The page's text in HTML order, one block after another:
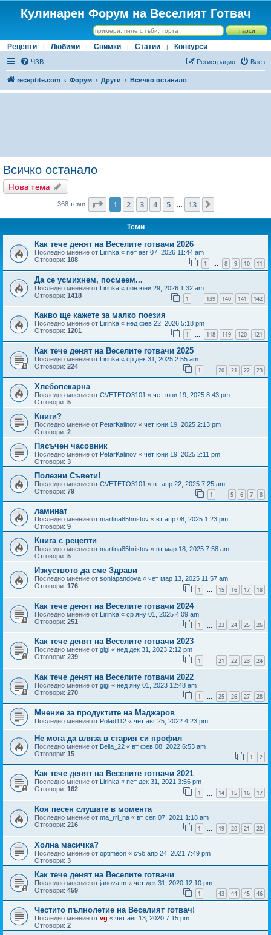
Кулинарен Форум на Веселият Готвач
Рецепти | Любими | Снимки | Статии | Конкурси
ЧЗВ Влез
Регистрация
receptite.com Форум Други Всичко останало
Всичко останало
Нова тема
368 теми Страница от 13
1 2 3 4 5 13
Теми
Как тече денят на Веселите готвачи 2026
Последно мнение от Lirinka « пет авг 07, 2026 11:44 am
Отговори: 108 1 … 8 9 10 11
Да се усмихнем, посмеем...
Последно мнение от Lirinka « пон юни 29, 2026 1:32 am
Отговори: 1418 1 139 140 141 142
Какво ще кажете за малко поезия
Последно мнение от Lirinka « нед фев 22, 2026 5:18 pm
Отговори: 1201 1 … 118 119 120 121
Как тече денят на Веселите готвачи 2025
Последно мнение от Lirinka « ср дек 31, 2025 2:55 am
Отговори: 224 1 … 20 21 22 23
Хлебопекарна
Последно мнение от CVETETO3101 « чет юни 19, 2025 8:43 pm
Отговори: 5
Книги?
Последно мнение от PetarKalinov « чет юни 19, 2025 2:13 pm
Отговори: 2
Пясъчен часовник
Последно мнение от PetarKalinov « чет юни 19, 2025 2:11 pm
Отговори: 3
Полезни Съвети!
Последно мнение от CVETETO3101 « вт апр 22, 2025 7:25 am
Отговори: 79 1 5 6 7 8
ламинат
Последно мнение от martina85hristov « вт апр 08, 2025 1:23 pm
Отговори: 9
Книга с рецепти
Последно мнение от martina85hristov « вт мар 18, 2025 7:58 am
Отговори: 5
Изкуството да сме Здрави
Последно мнение от soniapandova « чет мар 13, 2025 11:57 am
Отговори: 176 1 … 15 16 17 18
Как тече денят на Веселите готвачи 2024
Последно мнение от Lirinka « ср яну 01, 2025 4:09 am
Отговори: 251 1 23 24 25 26
Как тече денят на Веселите готвачи 2023
Последно мнение от gigi « нед дек 31, 2023 2:12 pm
Отговори: 239 1 21 22 23 24
Как тече денят на Веселите готвачи 2022
Последно мнение от gigi « нед яну 01, 2023 12:48 am
Отговори: 270 1 … 25 26 27 28
Мнение за продуктите на Маджаров
Последно мнение от Polad112 « чет авг 25, 2022 4:23 pm
Не мога да вляза в стария си профил
Последно мнение от Bella_22 « вт фев 08, 2022 6:53 am
Отговори: 15 1 2
Как тече денят на Веселите готвачи 2021
Последно мнение от Lirinka « пет дек 31, 2021 3:56 pm
Отговори: 162 1 14 15 16 17
Коя песен слушате в момента
Последно мнение от ma_rri_na « вт сеп 07, 2021 1:18 am
Отговори: 216 1 … 19 20 21 22
Холна масичка?
Последно мнение от optimeon « съб апр 24, 2021 7:49 pm
Отговори: 3
Как тече денят на Веселите готвачи
Последно мнение от janova.m « чет дек 31, 2020 12:10 pm
Отговори: 459 1 43 44 45 46
Честито пълнолетие на Веселият готвач!
Последно мнение от vg « чет авг 13, 2020 7:15 pm
Отговори: 2